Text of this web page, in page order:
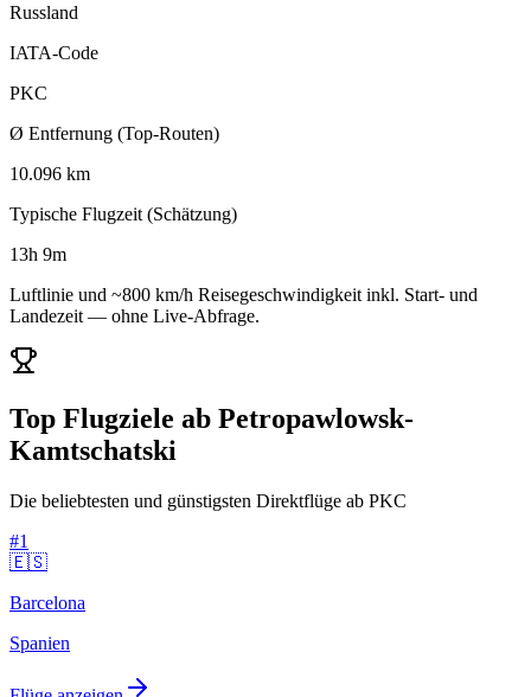
Russland
IATA-Code
PKC
Ø Entfernung (Top-Routen)
10.096 km
Typische Flugzeit (Schätzung)
13h 9m
Luftlinie und ~800 km/h Reisegeschwindigkeit inkl. Start- und
Landezeit — ohne Live-Abfrage.
Top Flugziele ab Petropawlowsk-
Kamtschatski
Die beliebtesten und günstigsten Direktflüge ab PKC
#1
🇪🇸
Barcelona
Spanien